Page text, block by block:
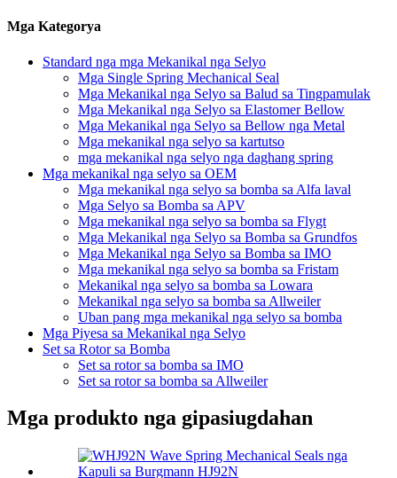
Mga Kategorya
Standard nga mga Mekanikal nga Selyo
Mga Single Spring Mechanical Seal
Mga Mekanikal nga Selyo sa Balud sa Tingpamulak
Mga Mekanikal nga Selyo sa Elastomer Bellow
Mga Mekanikal nga Selyo sa Bellow nga Metal
Mga mekanikal nga selyo sa kartutso
mga mekanikal nga selyo nga daghang spring
Mga mekanikal nga selyo sa OEM
Mga mekanikal nga selyo sa bomba sa Alfa laval
Mga Selyo sa Bomba sa APV
Mga mekanikal nga selyo sa bomba sa Flygt
Mga Mekanikal nga Selyo sa Bomba sa Grundfos
Mga Mekanikal nga Selyo sa Bomba sa IMO
Mga mekanikal nga selyo sa bomba sa Fristam
Mekanikal nga selyo sa bomba sa Lowara
Mekanikal nga selyo sa bomba sa Allweiler
Uban pang mga mekanikal nga selyo sa bomba
Mga Piyesa sa Mekanikal nga Selyo
Set sa Rotor sa Bomba
Set sa rotor sa bomba sa IMO
Set sa rotor sa bomba sa Allweiler
Mga produkto nga gipasiugdahan